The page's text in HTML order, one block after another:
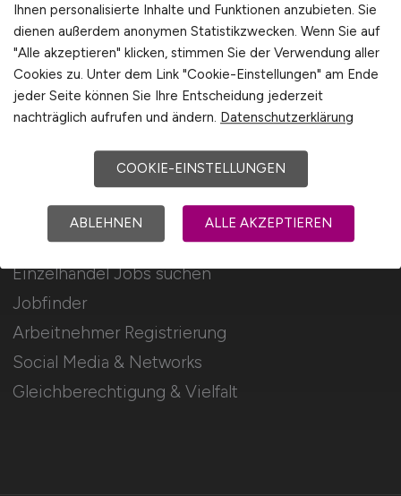
Für Arbeitnehmer
Einzelhandel Jobs suchen
Jobfinder
Arbeitnehmer Registrierung
Social Media & Networks
Gleichberechtigung & Vielfalt
Stellenanzeigen schalten
Mediadaten & Konditionen
Arbeitgeber Seite
Arbeitgeber Kontakt
Ihnen personalisierte Inhalte und Funktionen anzubieten. Sie
dienen außerdem anonymen Statistikzwecken. Wenn Sie auf
"Alle akzeptieren" klicken, stimmen Sie der Verwendung aller
Cookies zu. Unter dem Link "Cookie-Einstellungen" am Ende
jeder Seite können Sie Ihre Entscheidung jederzeit
nachträglich aufrufen und ändern. Datenschutzerklärung
COOKIE-EINSTELLUNGEN
ABLEHNEN ALLE AKZEPTIEREN